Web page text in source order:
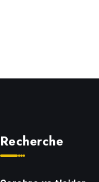
Recherche